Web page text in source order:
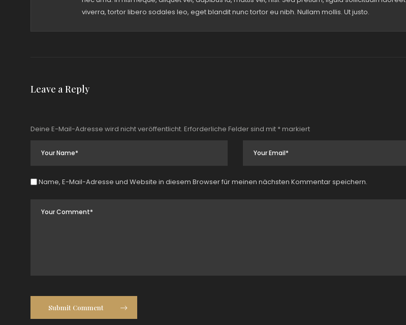
viverra, tortor libero sodales leo, eget blandit nunc tortor eu nibh. Nullam mollis. Ut justo.
Leave a Reply
Deine E-Mail-Adresse wird nicht veröffentlicht. Erforderliche Felder sind mit *markiert
Name, E-Mail-Adresse und Website in diesem Browser für meinen nächsten Kommentar speichern.
Submit Comment